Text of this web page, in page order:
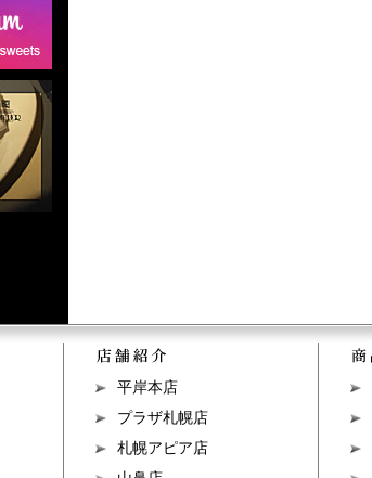
平岸本店
プラザ札幌店
札幌アピア店